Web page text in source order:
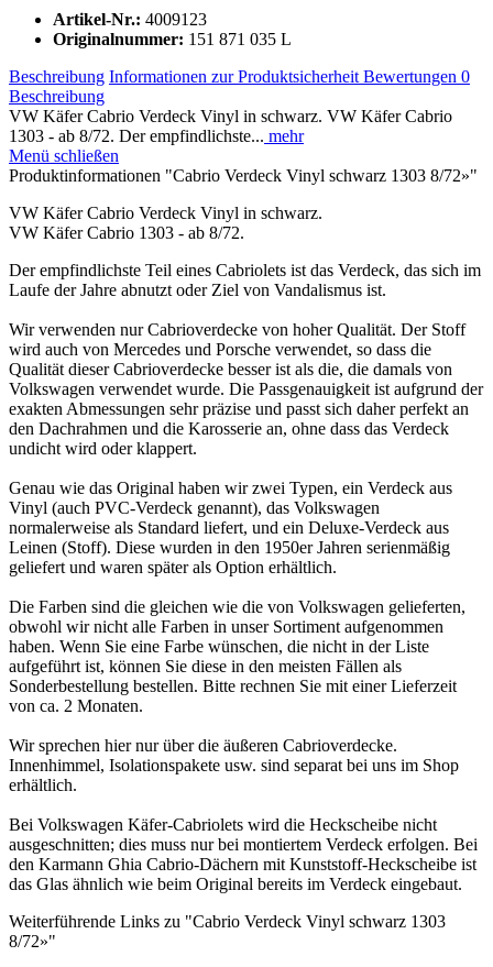
Artikel-Nr.: 4009123
Originalnummer: 151 871 035 L
Beschreibung Informationen zur Produktsicherheit Bewertungen 0
Beschreibung
VW Käfer Cabrio Verdeck Vinyl in schwarz. VW Käfer Cabrio
1303 - ab 8/72. Der empfindlichste... mehr
Menü schließen
Produktinformationen "Cabrio Verdeck Vinyl schwarz 1303 8/72»"
VW Käfer Cabrio Verdeck Vinyl in schwarz.
VW Käfer Cabrio 1303 - ab 8/72.
Der empfindlichste Teil eines Cabriolets ist das Verdeck, das sich im
Laufe der Jahre abnutzt oder Ziel von Vandalismus ist.
Wir verwenden nur Cabrioverdecke von hoher Qualität. Der Stoff
wird auch von Mercedes und Porsche verwendet, so dass die
Qualität dieser Cabrioverdecke besser ist als die, die damals von
Volkswagen verwendet wurde. Die Passgenauigkeit ist aufgrund der
exakten Abmessungen sehr präzise und passt sich daher perfekt an
den Dachrahmen und die Karosserie an, ohne dass das Verdeck
undicht wird oder klappert.
Genau wie das Original haben wir zwei Typen, ein Verdeck aus
Vinyl (auch PVC-Verdeck genannt), das Volkswagen
normalerweise als Standard liefert, und ein Deluxe-Verdeck aus
Leinen (Stoff). Diese wurden in den 1950er Jahren serienmäßig
geliefert und waren später als Option erhältlich.
Die Farben sind die gleichen wie die von Volkswagen gelieferten,
obwohl wir nicht alle Farben in unser Sortiment aufgenommen
haben. Wenn Sie eine Farbe wünschen, die nicht in der Liste
aufgeführt ist, können Sie diese in den meisten Fällen als
Sonderbestellung bestellen. Bitte rechnen Sie mit einer Lieferzeit
von ca. 2 Monaten.
Wir sprechen hier nur über die äußeren Cabrioverdecke.
Innenhimmel, Isolationspakete usw. sind separat bei uns im Shop
erhältlich.
Bei Volkswagen Käfer-Cabriolets wird die Heckscheibe nicht
ausgeschnitten; dies muss nur bei montiertem Verdeck erfolgen. Bei
den Karmann Ghia Cabrio-Dächern mit Kunststoff-Heckscheibe ist
das Glas ähnlich wie beim Original bereits im Verdeck eingebaut.
Weiterführende Links zu "Cabrio Verdeck Vinyl schwarz 1303
8/72»"